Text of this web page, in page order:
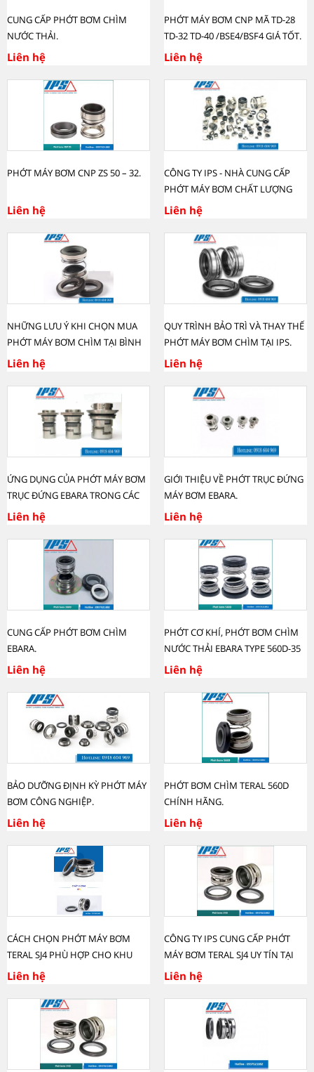
CUNG CẤP PHỚT BƠM CHÌM
NƯỚC THẢI.
Liên hệ
PHỚT MÁY BƠM CNP MÃ TD-28
TD-32 TD-40 /BSE4/BSF4 GIÁ TỐT.
Liên hệ
PHỚT MÁY BƠM CNP ZS 50 – 32.
Liên hệ
CÔNG TY IPS - NHÀ CUNG CẤP
PHỚT MÁY BƠM CHẤT LƯỢNG
TẠI BÌNH DƯƠNG.
Liên hệ
NHỮNG LƯU Ý KHI CHỌN MUA
PHỚT MÁY BƠM CHÌM TẠI BÌNH
DƯƠNG.
Liên hệ
QUY TRÌNH BẢO TRÌ VÀ THAY THẾ
PHỚT MÁY BƠM CHÌM TẠI IPS.
Liên hệ
ỨNG DỤNG CỦA PHỚT MÁY BƠM
TRỤC ĐỨNG EBARA TRONG CÁC
NGÀNH CÔNG NGHIỆP.
Liên hệ
GIỚI THIỆU VỀ PHỚT TRỤC ĐỨNG
MÁY BƠM EBARA.
Liên hệ
CUNG CẤP PHỚT BƠM CHÌM
EBARA.
Liên hệ
PHỚT CƠ KHÍ, PHỚT BƠM CHÌM
NƯỚC THẢI EBARA TYPE 560D-35
Liên hệ
BẢO DƯỠNG ĐỊNH KỲ PHỚT MÁY
BƠM CÔNG NGHIỆP.
Liên hệ
PHỚT BƠM CHÌM TERAL 560D
CHÍNH HÃNG.
Liên hệ
CÁCH CHỌN PHỚT MÁY BƠM
TERAL SJ4 PHÙ HỢP CHO KHU
CÔNG NGHIỆP CỦA BẠN.
Liên hệ
CÔNG TY IPS CUNG CẤP PHỚT
MÁY BƠM TERAL SJ4 UY TÍN TẠI
HÀ NỘI.
Liên hệ